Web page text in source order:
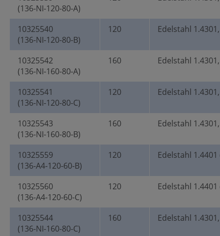
(136-NI-120-80-A)
10325540
(136-NI-120-80-B)
120 Edelstahl
10325542
(136-NI-160-80-A)
160 Edelstahl
10325541
(136-NI-120-80-C)
120 Edelstahl
10325543
(136-NI-160-80-B)
160 Edelstahl
10325559
(136-A4-120-60-B)
120 Edelstahl 1.4401
10325560
(136-A4-120-60-C)
120 Edelstahl 1.4401
10325544
(136-NI-160-80-C)
160 Edelstahl